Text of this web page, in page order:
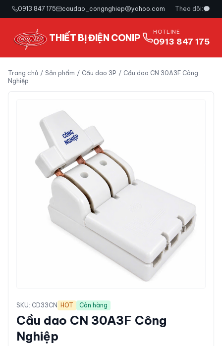
0913 847 175 caudao_congnghiep@yahoo.com Theo dõi:
THIẾT BỊ ĐIỆN CONIP
HOTLINE
0913 847 175
Trang chủ / Sản phẩm / Cầu dao 3P / Cầu dao CN 30A3F Công
Nghiệp
SKU: CD33CN HOT Còn hàng
Cầu dao CN 30A3F Công
Nghiệp